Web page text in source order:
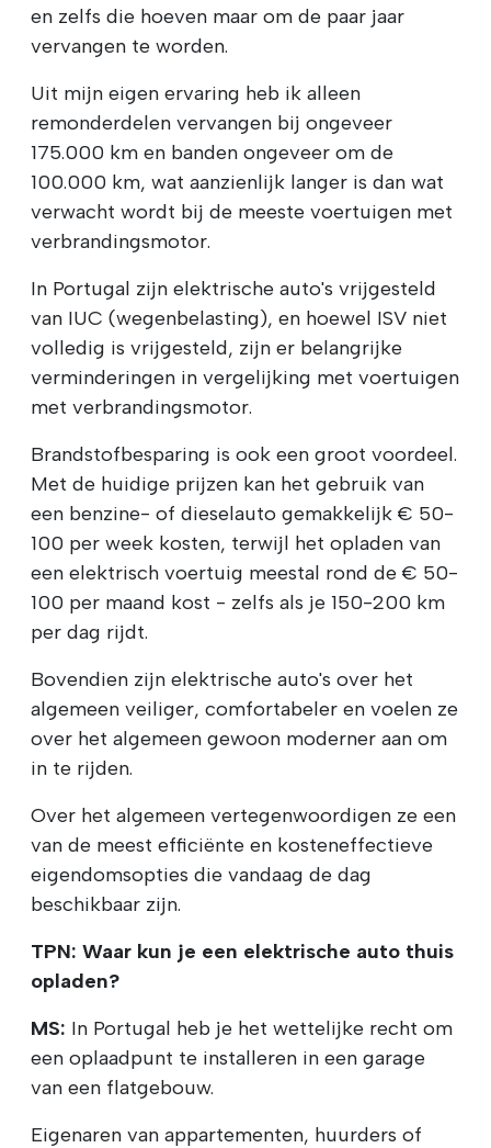
en zelfs die hoeven maar om de paar jaar
vervangen te worden.
Uit mijn eigen ervaring heb ik alleen
remonderdelen vervangen bij ongeveer
175.000 km en banden ongeveer om de
100.000 km, wat aanzienlijk langer is dan wat
verwacht wordt bij de meeste voertuigen met
verbrandingsmotor.
In Portugal zijn elektrische auto's vrijgesteld
van IUC (wegenbelasting), en hoewel ISV niet
volledig is vrijgesteld, zijn er belangrijke
verminderingen in vergelijking met voertuigen
met verbrandingsmotor.
Brandstofbesparing is ook een groot voordeel.
Met de huidige prijzen kan het gebruik van
een benzine- of dieselauto gemakkelijk € 50-
100 per week kosten, terwijl het opladen van
een elektrisch voertuig meestal rond de € 50-
100 per maand kost - zelfs als je 150-200 km
per dag rijdt.
Bovendien zijn elektrische auto's over het
algemeen veiliger, comfortabeler en voelen ze
over het algemeen gewoon moderner aan om
in te rijden.
Over het algemeen vertegenwoordigen ze een
van de meest efficiënte en kosteneffectieve
eigendomsopties die vandaag de dag
beschikbaar zijn.
TPN: Waar kun je een elektrische auto thuis
opladen?
MS: In Portugal heb je het wettelijke recht om
een oplaadpunt te installeren in een garage
van een flatgebouw.
Eigenaren van appartementen, huurders of